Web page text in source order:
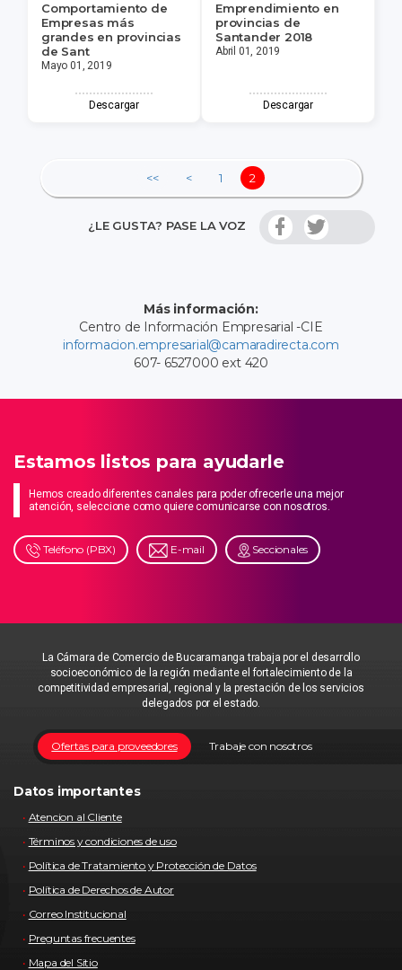
Comportamiento de
Empresas más
grandes en provincias
de Sant
Mayo 01, 2019
Descargar
Emprendimiento en
provincias de
Santander 2018
Abril 01, 2019
Descargar
<< < 1 2
¿LE GUSTA? PASE LA VOZ
Más información:
Centro de Información Empresarial -CIE
informacion.empresarial@camaradirecta.com
607- 6527000 ext 420
Estamos listos para ayudarle
Hemos creado diferentes canales para poder ofrecerle una mejor
atención, seleccione como quiere comunicarse con nosotros.
Teléfono (PBX) E-mail Seccionales
La Cámara de Comercio de Bucaramanga trabaja por el desarrollo
socioeconómico de la región mediante el fortalecimiento de la
competitividad empresarial, regional y la prestación de los servicios
delegados por el estado.
Trabaje con nosotros
Ofertas para proveedores
Datos importantes
Atencion al Cliente
Términos y condiciones de uso
Política de Tratamiento y Protección de Datos
Política de Derechos de Autor
Correo Institucional
Preguntas frecuentes
Mapa del Sitio